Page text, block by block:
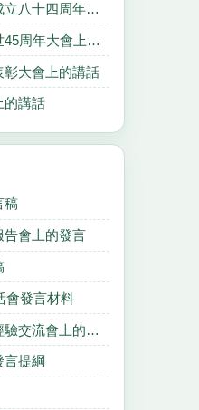
街道紀念中國共產黨成立八十四周年活動方案
在紀念焦裕祿同志逝世45周年大會上的講話
大會上的講話
的講話
稿
告會上的發言
會發言材料
在全市黨外知識分子經驗交流會上的發言材料
言提綱